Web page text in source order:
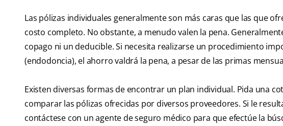
Las pólizas individuales generalmente son más caras que las que
costo completo. No obstante, a menudo valen la pena.
copago ni un deducible. Si necesita realizarse un procedimiento
(endodoncia), el ahorro valdrá la pena, a pesar de las primas
Existen diversas formas de encontrar un plan individual. Pida una
comparar las pólizas ofrecidas por diversos proveedores. Si le
contáctese con un agente de seguro médico para que efectúe la